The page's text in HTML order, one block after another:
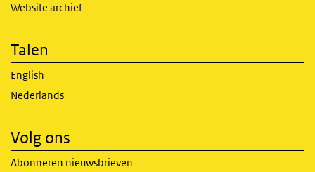
Website archief
Talen
English
Nederlands
Volg ons
Abonneren nieuwsbrieven